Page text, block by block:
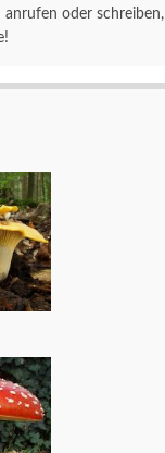
anrufen oder schreiben,